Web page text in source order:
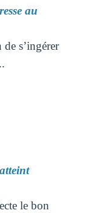
au
s’ingérer
le bon